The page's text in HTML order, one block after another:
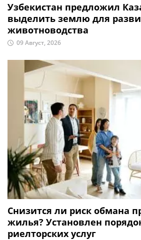
Узбекистан предложил
выделить землю для
животноводства
09 Август, 2026
Снизится ли риск обмана
жилья? Установлен
риелторских услуг